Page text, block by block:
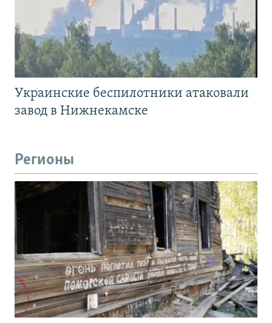
Украинские беспилотники атаковали
завод в Нижнекамске
Регионы